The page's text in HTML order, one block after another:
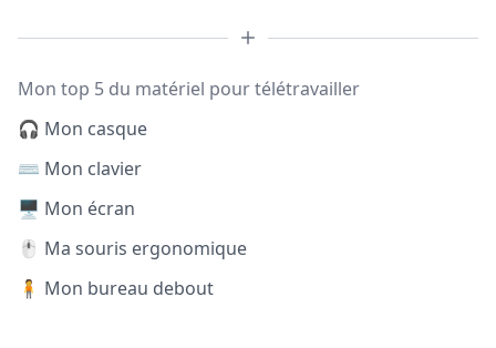
Mon top 5 du matériel pour télétravailler
🎧 Mon casque
⌨️ Mon clavier
🖥️ Mon écran
🖱️ Ma souris ergonomique
🧍 Mon bureau debout